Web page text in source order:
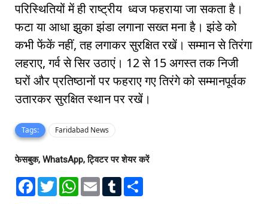
परिस्थितियों में ही राष्ट्रीय ध्वज फहराया जा सकता है।
फटा या आधा झुका झंडा लगाना सख्त मना है। झंडे को
कभी फेंकें नहीं, तह लगाकर सुरक्षित रखें। सम्मान से तिरंगा
लहराए, गर्व से सिर उठाएं। 12 से 15 अगस्त तक निजी
घरों और प्रतिष्ठानों पर फहराए गए तिरंगे को सम्मानपूर्वक
उतारकर सुरक्षित स्थान पर रखें।
Tags: Faridabad News
फेसबुक, WhatsApp, ट्विटर पर शेयर करें
F
T
w
W
E
T